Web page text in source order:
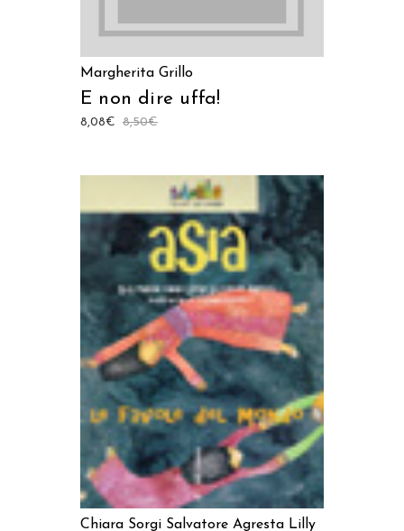
Margherita Grillo
E non dire uffa!
8,50€
8,08€
AGGIUNGI AL CARRELLO
Chiara Sorgi Salvatore Agresta Lilly